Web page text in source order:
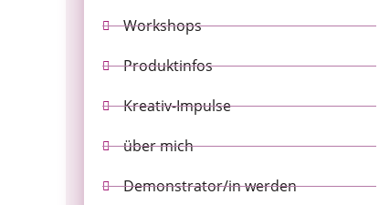
Workshops
Produktinfos
Kreativ-Impulse
über mich
Demonstrator/in werden